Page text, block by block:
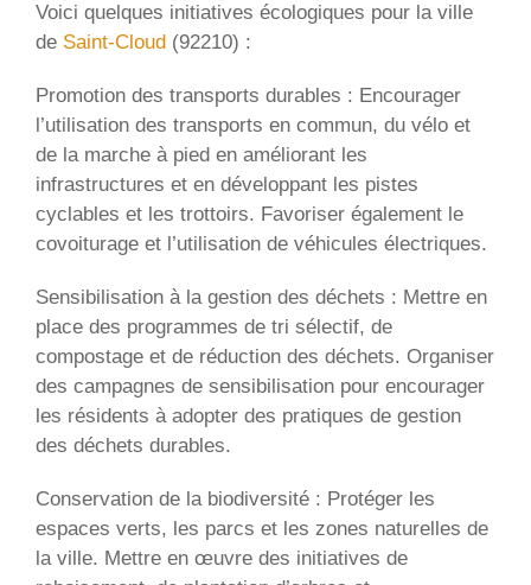
Voici quelques initiatives écologiques pour la ville
de Saint-Cloud (92210) :
Promotion des transports durables : Encourager
l’utilisation des transports en commun, du vélo et
de la marche à pied en améliorant les
infrastructures et en développant les pistes
cyclables et les trottoirs. Favoriser également le
covoiturage et l’utilisation de véhicules électriques.
Sensibilisation à la gestion des déchets : Mettre en
place des programmes de tri sélectif, de
compostage et de réduction des déchets. Organiser
des campagnes de sensibilisation pour encourager
les résidents à adopter des pratiques de gestion
des déchets durables.
Conservation de la biodiversité : Protéger les
espaces verts, les parcs et les zones naturelles de
la ville. Mettre en œuvre des initiatives de